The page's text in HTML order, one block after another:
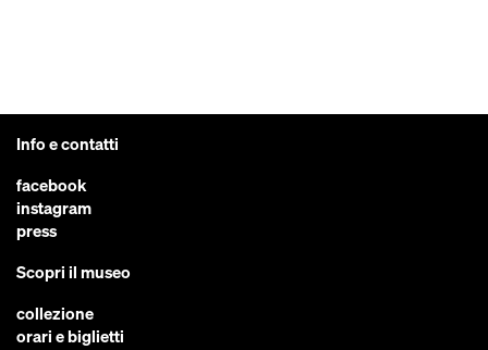
Info e contatti
facebook
instagram
press
Scopri il museo
collezione
orari e biglietti